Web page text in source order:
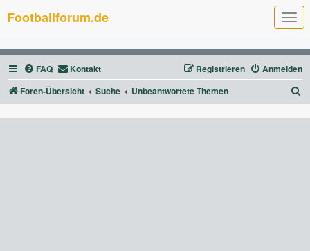
T
o
g
g
l
e
n
a
g
Footballforum.de
FAQ Kontakt Anmelden
Registrieren
Foren-Übersicht
Suche Unbeantwortete Themen
u